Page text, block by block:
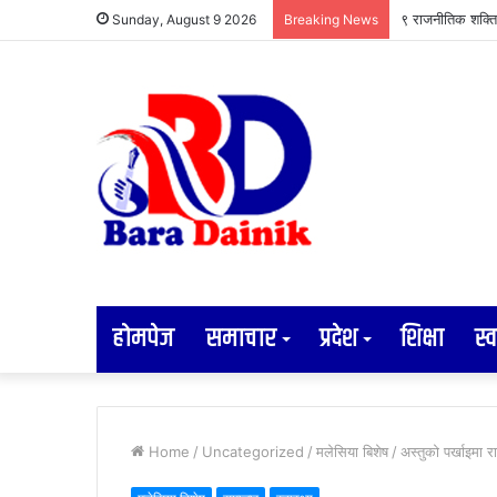
Sunday, August 9 2026 Breaking News ९ राजनीतिक शक्ति
होमपेज समाचार प्रदेश शिक्षा
Home / Uncategorized / मलेसिया बिशेष / अस्तुको पर्खाइमा